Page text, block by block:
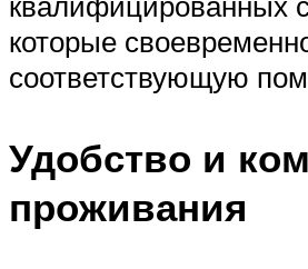
которые
соответствующую
Удобство и
проживания